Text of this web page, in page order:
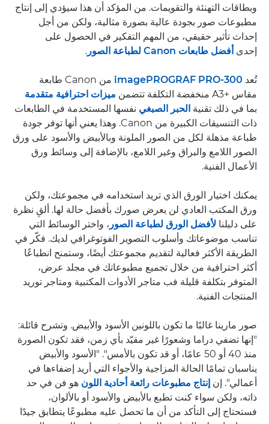
وبطاقات التهنئة والتقويمات. من المؤكد أن هذا سيؤدي إلى إنتاج
مطبوعات صور بجودة عالية بصورة مثالية، ولكن من أجل
إحداث تأثير حقيقي، من المهم التفكير في الحصول على
إحدى أفضل طابعات Canon لطباعة الصور .
تُعد imagePROGRAF PRO-300
من Canon طابعة
مقاس A3+‎ منخفضة التكلفة تتضمن
ميزات احترافية متقدمة
بما في ذلك تقنية الحبر الصبغي نفسها المستخدمة في الطابعات
ذات التنسيقات الكبيرة من Canon. وهذا يعني أنها توفر جودة
طباعة مذهلة لكل من الصور الملونة وبالأبيض والأسود على ورق
الصور اللامع والبراق وغير اللامع، بالإضافة إلى وسائط ورق
الأعمال الفنية.
يمكنك اختيار الورق الذي تريد استخدامه في مجموعتك، ولكن
ورق المكتب العادي لن يعرض صورك بأفضل حالة لها. ألقِ نظرة
على دليلنا لأفضل الورق لطباعة الصور ، واختر الوسائط التي
تناسب موضوعاتك وأسلوب التصوير الفوتوغرافي لديك. فكّر في
الطريقة الأكثر فعالية لتقديم مجموعتك أيضًا، وستمنح انطباعًا
أكثر احترافية من خلال تجميع مطبوعاتك في مجلد عرض،
المتوفر بتكلفة قليلة فب متاجر الأدوات المكتبية ومتاجر توريد
المنتجات الفنية.
صور مارينا غالبًا ما تكون باللونين الأسود والأبيض. وتشرح قائلة:
"إنها تضفي دراما وشعورًا غير مقيّد بأي زمن، فقد تكون الصورة
منذ 40 أو 50 عامًا، أو قد تكون بالأمس". "الأسود والأبيض
يناسبان تمامًا الحالة المزاجية والأجواء التي أريد إضفاءها في
أعمالي". إن إنتاج مطبوعات رائعة أحادية اللون هو فن في حد
ذاته، ولكن سواء كنت تطبع بالأبيض والأسود أو بالألوان،
فستحتاج إلى التأكد من أن ما تحصل عليه مطبوعًا يتطابق جيدًا